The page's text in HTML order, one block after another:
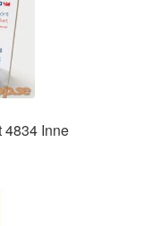
4834 Inne